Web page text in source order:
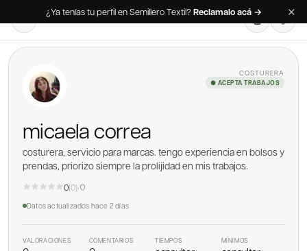
¿Ya tenías tu perfil en Semillero Textil? Reclamalo acá → ✕
COSTURERA
● ACEPTA TRABAJOS
micaela correa
costurera, servicio para marcas. tengo experiencia en bolsos y
prendas, priorizo siempre la prolijidad en mis trabajos.
0(0)·
Datos actualizados hace 2 días
VALORACIONES COMENTARIOS TIEMPOS MÍNIMOS